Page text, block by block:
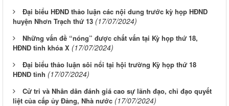
Đại biểu HĐND thảo luận các nội dung trước kỳ họp HĐND
huyện Nhơn Trạch thứ 13 (17/07/2024)
Những vấn đề “nóng” được chất vấn tại Kỳ họp thứ 18,
HĐND tỉnh khóa X (17/07/2024)
Đại biểu thảo luận sôi nổi tại hội trường Kỳ họp thứ 18
HĐND tỉnh (17/07/2024)
Cử tri và Nhân dân đánh giá cao sự lãnh đạo, chỉ đạo quyết
liệt của cấp ủy Đảng, Nhà nước (17/07/2024)